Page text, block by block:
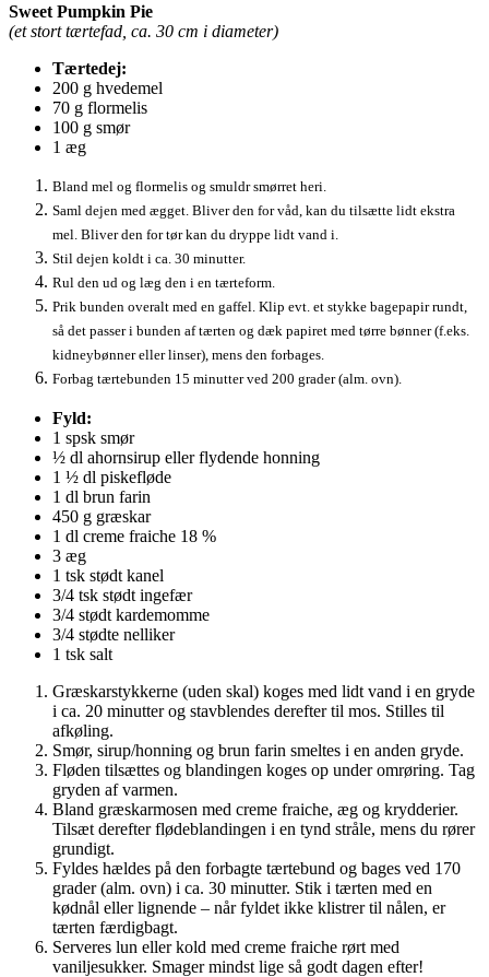
Sweet Pumpkin Pie
(et stort tærtefad, ca. 30 cm i diameter)
Tærtedej:
200 g hvedemel
70 g flormelis
100 g smør
1 æg
Bland mel og flormelis og smuldr smørret heri.
Saml dejen med ægget. Bliver den for våd, kan du tilsætte lidt ekstra
mel. Bliver den for tør kan du dryppe lidt vand i.
Stil dejen koldt i ca. 30 minutter.
Rul den ud og læg den i en tærteform.
Prik bunden overalt med en gaffel. Klip evt. et stykke bagepapir rundt,
så det passer i bunden af tærten og dæk papiret med tørre bønner (f.eks.
kidneybønner eller linser), mens den forbages.
Forbag tærtebunden 15 minutter ved 200 grader (alm. ovn).
Fyld:
1 spsk smør
½ dl ahornsirup eller flydende honning
1 ½ dl piskefløde
1 dl brun farin
450 g græskar
1 dl creme fraiche 18 %
3 æg
1 tsk stødt kanel
3/4 tsk stødt ingefær
3/4 stødt kardemomme
3/4 stødte nelliker
1 tsk salt
Græskarstykkerne (uden skal) koges med lidt vand i en gryde
i ca. 20 minutter og stavblendes derefter til mos. Stilles til
afkøling.
Smør, sirup/honning og brun farin smeltes i en anden gryde.
Fløden tilsættes og blandingen koges op under omrøring. Tag
gryden af varmen.
Bland græskarmosen med creme fraiche, æg og krydderier.
Tilsæt derefter flødeblandingen i en tynd stråle, mens du rører
grundigt.
Fyldes hældes på den forbagte tærtebund og bages ved 170
grader (alm. ovn) i ca. 30 minutter. Stik i tærten med en
kødnål eller lignende – når fyldet ikke klistrer til nålen, er
tærten færdigbagt.
Serveres lun eller kold med creme fraiche rørt med
vaniljesukker. Smager mindst lige så godt dagen efter!